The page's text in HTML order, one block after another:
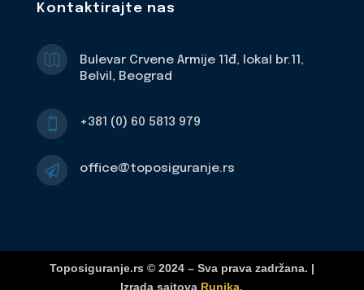
Kontaktirajte nas

Bulevar Crvene Armije 11đ, lokal br.11,
Belvil, Beograd
 +381 (0) 60 5813 979
 office@toposiguranje.rs
Toposiguranje.rs © 2024 – Sva prava zadržana. |
Izrada sajtova Runika.